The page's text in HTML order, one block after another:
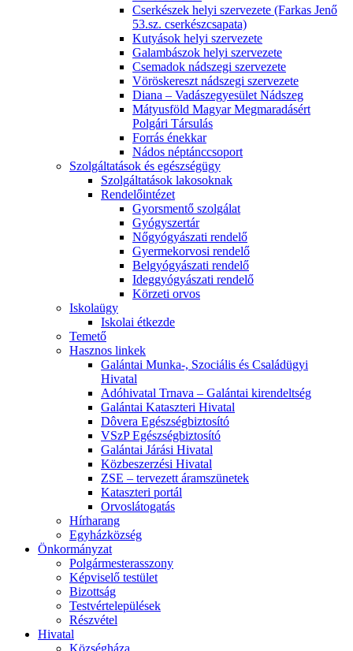
Cserkészek helyi szervezete (Farkas Jenő
53.sz. cserkészcsapata)
Kutyások helyi szervezete
Galambászok helyi szervezete
Csemadok nádszegi szervezete
Vöröskereszt nádszegi szervezete
Diana – Vadászegyesület Nádszeg
Mátyusföld Magyar Megmaradásért
Polgári Társulás
Forrás énekkar
Nádos néptánccsoport
Szolgáltatások és egészségügy
Szolgáltatások lakosoknak
Rendelőintézet
Gyorsmentő szolgálat
Gyógyszertár
Nőgyógyászati rendelő
Gyermekorvosi rendelő
Belgyógyászati rendelő
Ideggyógyászati rendelő
Körzeti orvos
Iskolaügy
Iskolai étkezde
Temető
Hasznos linkek
Galántai Munka-, Szociális és Családügyi
Hivatal
Adóhivatal Trnava – Galántai kirendeltség
Galántai Kataszteri Hivatal
Dôvera Egészségbiztosító
VSzP Egészségbiztosító
Galántai Járási Hivatal
Közbeszerzési Hivatal
ZSE – tervezett áramszünetek
Kataszteri portál
Orvoslátogatás
Hírharang
Egyházközség
Önkormányzat
Polgármesterasszony
Képviselő testület
Bizottság
Testvértelepülések
Részvétel
Hivatal
Községháza